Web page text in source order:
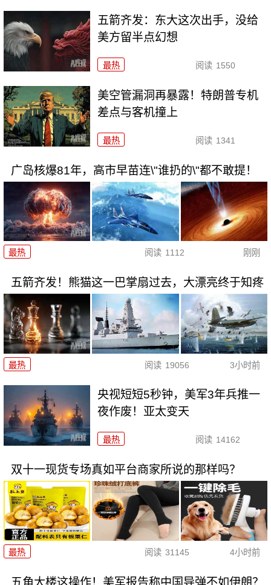
五箭齐发：东大这次出手，没给
美方留半点幻想
最热 阅读 1550
美空管漏洞再暴露！特朗普专机
差点与客机撞上
最热 阅读 1341
广岛核爆81年，高市早苗连\"谁扔的\"都不敢提！
最热 阅读 1112 刚刚
五箭齐发！熊猫这一巴掌扇过去，大漂亮终于知疼
最热 阅读 19056 3小时前
央视短短5秒钟，美军3年兵推一
夜作废！亚太变天
最热 阅读 14162
双十一现货专场真如平台商家所说的那样吗？
最热 阅读 31145 4小时前
五角大楼这操作！美军报告称中国导弹不如伊朗？